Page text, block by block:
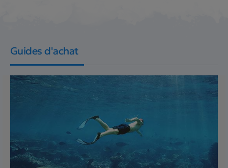
Guides d'achat